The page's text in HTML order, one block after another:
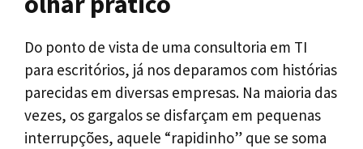
Do ponto de vista de uma consultoria em TI
para escritórios, já nos deparamos com histórias
parecidas em diversas empresas. Na maioria das
vezes, os gargalos se disfarçam em pequenas
interrupções, aquele “rapidinho” que se soma